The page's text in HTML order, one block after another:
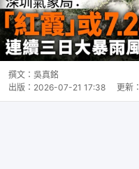
撰文： 吳真銘
出版： 2026-07-21 17:38 更新：